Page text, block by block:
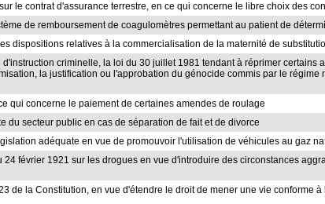
le contrat d'assurance terrestre, en ce qui concerne le libre choix des
de remboursement de coagulomètres permettant au patient de
dispositions relatives à la commercialisation de la maternité de
criminelle, la loi du 30 juillet 1981 tendant à réprimer certains
la justification ou l'approbation du génocide commis par le
qui concerne le paiement de certaines amendes de roulage
du secteur public en cas de séparation de fait et de divorce
adéquate en vue de promouvoir l'utilisation de véhicules au gaz
février 1921 sur les drogues en vue d'introduire des circonstances
de la Constitution, en vue d'étendre le droit de mener une vie conforme